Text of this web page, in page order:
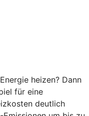
heizen? Dann
für eine
deutlich